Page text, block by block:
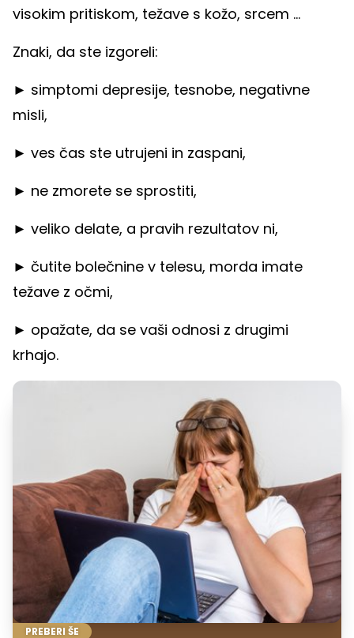
visokim pritiskom, težave s kožo, srcem ...
Znaki, da ste izgoreli:
► simptomi depresije, tesnobe, negativne
misli,
► ves čas ste utrujeni in zaspani,
► ne zmorete se sprostiti,
► veliko delate, a pravih rezultatov ni,
► čutite bolečnine v telesu, morda imate
težave z očmi,
► opažate, da se vaši odnosi z drugimi
krhajo.
PREBERI ŠE